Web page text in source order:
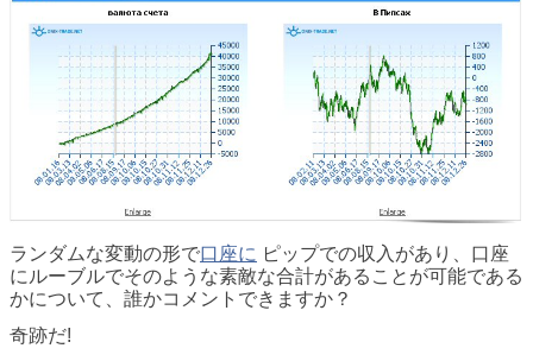
ランダムな変動の形で口座に ピップでの収入があり、口座
にルーブルでそのような素敵な合計があることが可能である
かについて、誰かコメントできますか？
奇跡だ!